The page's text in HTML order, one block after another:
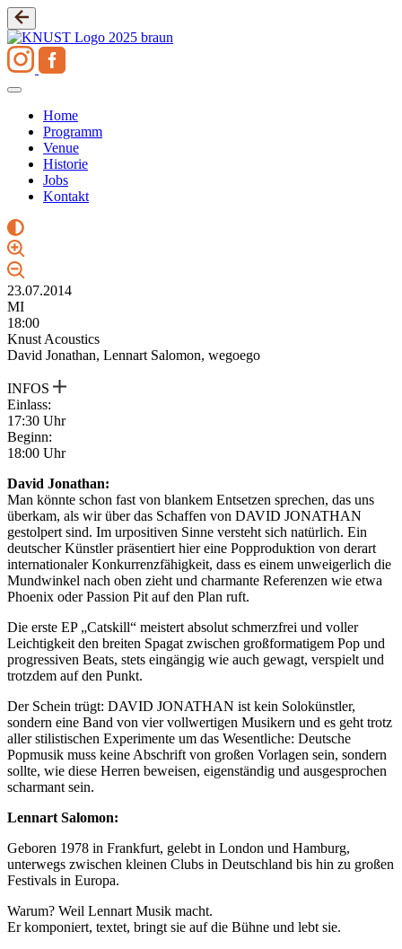
Zum
Inhalt
springen
Home
Programm
Venue
Historie
Jobs
Kontakt
23.07.2014
MI
18:00
Knust Acoustics
David Jonathan, Lennart Salomon, wegoego
INFOS
Einlass:
17:30 Uhr
Beginn:
18:00 Uhr
David Jonathan:
Man könnte schon fast von blankem Entsetzen sprechen, das uns
überkam, als wir über das Schaffen von DAVID JONATHAN
gestolpert sind. Im urpositiven Sinne versteht sich natürlich. Ein
deutscher Künstler präsentiert hier eine Popproduktion von derart
internationaler Konkurrenzfähigkeit, dass es einem unweigerlich die
Mundwinkel nach oben zieht und charmante Referenzen wie etwa
Phoenix oder Passion Pit auf den Plan ruft.
Die erste EP „Catskill“ meistert absolut schmerzfrei und voller
Leichtigkeit den breiten Spagat zwischen großformatigem Pop und
progressiven Beats, stets eingängig wie auch gewagt, verspielt und
trotzdem auf den Punkt.
Der Schein trügt: DAVID JONATHAN ist kein Solokünstler,
sondern eine Band von vier vollwertigen Musikern und es geht trotz
aller stilistischen Experimente um das Wesentliche: Deutsche
Popmusik muss keine Abschrift von großen Vorlagen sein, sondern
sollte, wie diese Herren beweisen, eigenständig und ausgesprochen
scharmant sein.
Lennart Salomon:
Geboren 1978 in Frankfurt, gelebt in London und Hamburg,
unterwegs zwischen kleinen Clubs in Deutschland bis hin zu großen
Festivals in Europa.
Warum? Weil Lennart Musik macht.
Er komponiert, textet, bringt sie auf die Bühne und lebt sie.